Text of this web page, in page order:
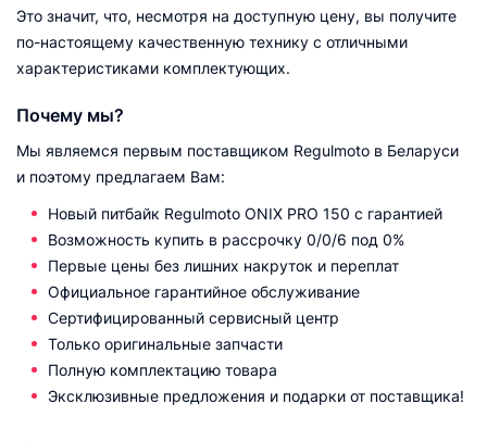
Это значит, что, несмотря на доступную цену, вы получите
по-настоящему качественную технику с отличными
характеристиками комплектующих.
Почему мы?
Мы являемся первым поставщиком Regulmoto в Беларуси
и поэтому предлагаем Вам:
Новый питбайк Regulmoto ONIX PRO 150 с гарантией
Возможность купить в рассрочку 0/0/6 под 0%
Первые цены без лишних накруток и переплат
Официальное гарантийное обслуживание
Сертифицированный сервисный центр
Только оригинальные запчасти
Полную комплектацию товара
Эксклюзивные предложения и подарки от поставщика!